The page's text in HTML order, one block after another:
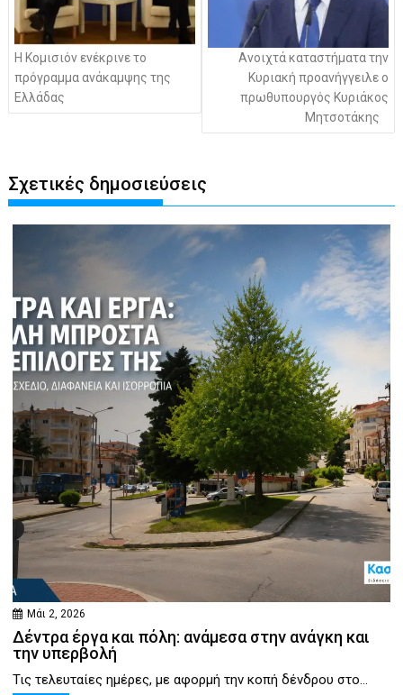
Η Κομισιόν ενέκρινε το
πρόγραμμα ανάκαμψης της
Ελλάδας
Ανοιχτά καταστήματα την
Κυριακή προανήγγειλε ο
πρωθυπουργός Κυριάκος
Μητσοτάκης
Σχετικές δημοσιεύσεις
Μάι 2, 2026
Δέντρα έργα και πόλη: ανάμεσα στην ανάγκη και
την υπερβολή
Τις τελευταίες ημέρες, με αφορμή την κοπή δένδρου στο...